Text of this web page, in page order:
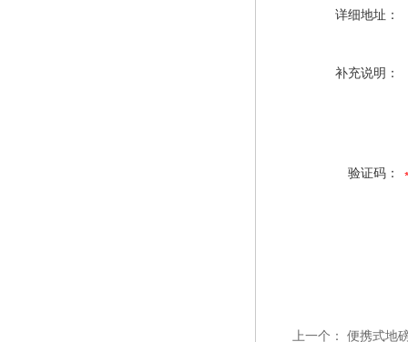
详细地址：
补充说明：
验证码：
上一个：
便携式地